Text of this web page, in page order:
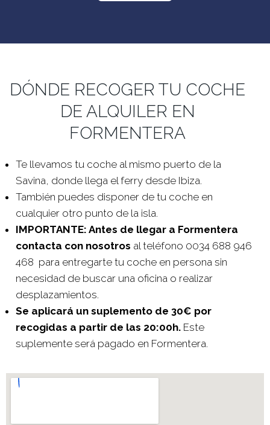
DÓNDE RECOGER TU COCHE
DE ALQUILER EN
FORMENTERA
Te llevamos tu coche al mismo puerto de la
Savina, donde llega el ferry desde Ibiza.
También puedes disponer de tu coche en
cualquier otro punto de la isla.
IMPORTANTE: Antes de llegar a Formentera
contacta con nosotros al teléfono 0034 688 946
468 para entregarte tu coche en persona sin
necesidad de buscar una oficina o realizar
desplazamientos.
Se aplicará un suplemento de 30€ por
recogidas a partir de las 20:00h.Este
suplemente será pagado en Formentera.